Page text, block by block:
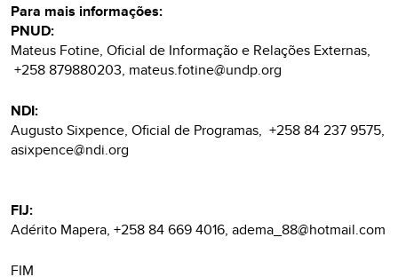
Para mais informações:
PNUD:
Mateus Fotine, Oficial de Informação e Relações Externas,
+258 879880203, mateus.fotine@undp.org
NDI:
Augusto Sixpence, Oficial de Programas, +258 84 237 9575,
asixpence@ndi.org
FIJ:
Adérito Mapera, +258 84 669 4016, adema_88@hotmail.com
FIM